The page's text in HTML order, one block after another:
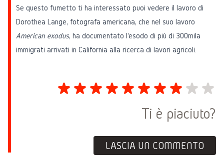
Ti è piaciuto?
LASCIA UN COMMENTO
Se questo fumetto ti ha interessato puoi vedere il lavoro di
Dorothea Lange, fotografa americana, che nel suo lavoro
American exodus, ha documentato l'esodo di più di 300mila
immigrati arrivati in California alla ricerca di lavori agricoli.